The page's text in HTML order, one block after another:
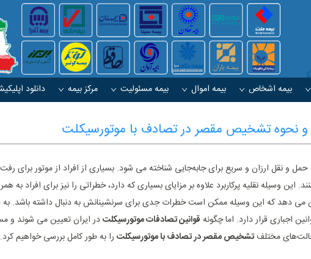
بیمه اشخاص بیمه اموال بیمه مسئولیت مرکز بیمه دانلود
و نحوه تشخیص مقصر در تصادف با موتورسیکلت
و نقل ارزان و سریع برای جابه‌جایی شناخته می ‌شود. بسیاری از افراد از موتور برای
این وسیله نقلیه پرکاربرد علاوه بر مزایای بسیاری که دارد، خطراتی را نیز برای افراد به
می ‌دهد که این وسیله ممکن است خطرات جدی برای سرنشینانش به دنبال داشته باشد. به
اجباری قرار دارد. اما چگونه قوانین تصادفات موتورسیکلتدر ایران تعیین می‌ شوند و
مختلفتشخیص مقصر در تصادف با موتورسیکلت را به طور کامل بررسی خواهیم کرد.